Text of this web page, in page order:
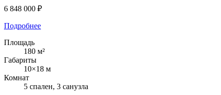
6 848 000 ₽
Подробнее
Площадь
180 м²
Габариты
10×18 м
Комнат
5 спален, 3 санузла